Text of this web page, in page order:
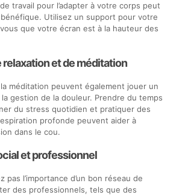
travail pour l’adapter à votre corps peut
Utilisez un support pour votre
que votre écran est à la hauteur des
relaxation et de méditation
méditation peuvent également jouer un
gestion de la douleur. Prendre du temps
du stress quotidien et pratiquer des
profonde peuvent aider à
dans le cou.
et professionnel
pas l’importance d’un bon réseau de
des professionnels, tels que des